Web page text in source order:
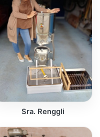
Sra. Renggli